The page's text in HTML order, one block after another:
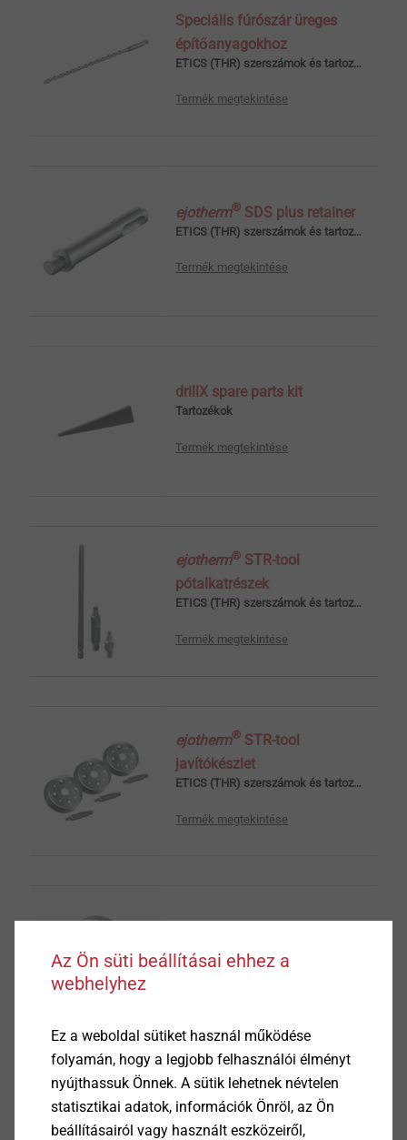
Speciális fúrószár üreges
építőanyagokhoz
ETICS (THR) szerszámok és tartozékok
Termék megtekintése
ejotherm® SDS plus retainer
ETICS (THR) szerszámok és tartozékok
Termék megtekintése
drillX spare parts kit
Tartozékok
Termék megtekintése
ejotherm® STR-tool
pótalkatrészek
ETICS (THR) szerszámok és tartozékok
Termék megtekintése
ejotherm® STR-tool
javítókészlet
ETICS (THR) szerszámok és tartozékok
Termék megtekintése
Szerelőszett
Az Ön süti beállításai ehhez a
webhelyhez
Ez a weboldal sütiket használ működése
folyamán, hogy a legjobb felhasználói élményt
nyújthassuk Önnek. A sütik lehetnek névtelen
statisztikai adatok, információk Önröl, az Ön
beállításairól vagy használt eszközeiről,